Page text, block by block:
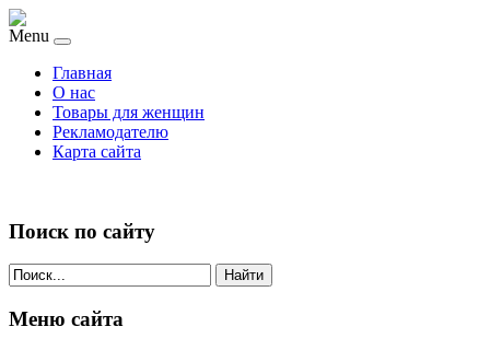
Menu
Главная
О нас
Товары для женщин
Рекламодателю
Карта сайта
Поиск по сайту
Найти
Меню сайта